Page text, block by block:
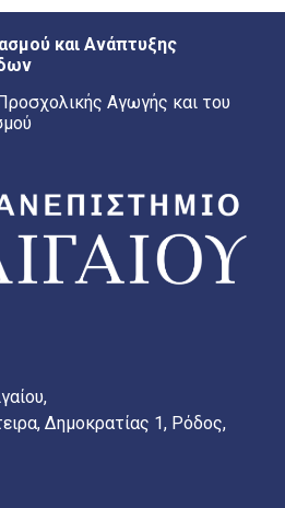
και Ανάπτυξης
Αγωγής και του
Δημοκρατίας 1, Ρόδος,